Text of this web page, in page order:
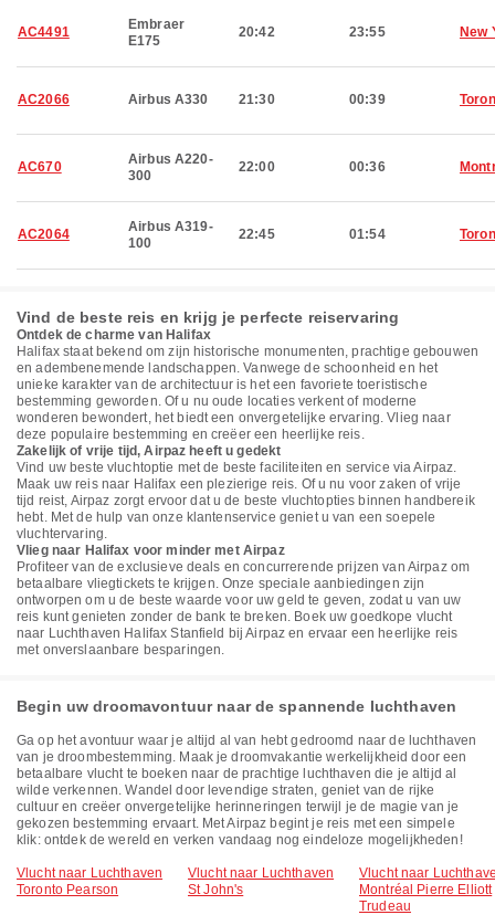
AC4491
Embraer
E175
20:42 23:55 New
AC2066 Airbus A330 21:30 00:39
AC670
Airbus A220-
300
22:00 00:36
AC2064
Airbus A319-
100
22:45 01:54
Vind de beste reis en krijg je perfecte reiservaring
Ontdek de charme van Halifax
Halifax staat bekend om zijn historische monumenten, prachtige gebouwen
en adembenemende landschappen. Vanwege de schoonheid en het
unieke karakter van de architectuur is het een favoriete toeristische
bestemming geworden. Of u nu oude locaties verkent of moderne
wonderen bewondert, het biedt een onvergetelijke ervaring. Vlieg naar
deze populaire bestemming en creëer een heerlijke reis.
Zakelijk of vrije tijd, Airpaz heeft u gedekt
Vind uw beste vluchtoptie met de beste faciliteiten en service via Airpaz.
Maak uw reis naar Halifax een plezierige reis. Of u nu voor zaken of vrije
tijd reist, Airpaz zorgt ervoor dat u de beste vluchtopties binnen handbereik
hebt. Met de hulp van onze klantenservice geniet u van een soepele
vluchtervaring.
Vlieg naar Halifax voor minder met Airpaz
Profiteer van de exclusieve deals en concurrerende prijzen van Airpaz om
betaalbare vliegtickets te krijgen. Onze speciale aanbiedingen zijn
ontworpen om u de beste waarde voor uw geld te geven, zodat u van uw
reis kunt genieten zonder de bank te breken. Boek uw goedkope vlucht
naar Luchthaven Halifax Stanfield bij Airpaz en ervaar een heerlijke reis
met onverslaanbare besparingen.
Begin uw droomavontuur naar de spannende luchthaven
Ga op het avontuur waar je altijd al van hebt gedroomd naar de luchthaven
van je droombestemming. Maak je droomvakantie werkelijkheid door een
betaalbare vlucht te boeken naar de prachtige luchthaven die je altijd al
wilde verkennen. Wandel door levendige straten, geniet van de rijke
cultuur en creëer onvergetelijke herinneringen terwijl je de magie van je
gekozen bestemming ervaart. Met Airpaz begint je reis met een simpele
klik: ontdek de wereld en verken vandaag nog eindeloze mogelijkheden!
Vlucht naar Luchthaven
Toronto Pearson
Vlucht naar Luchthaven
St John's
Vlucht naar
Montréal Pierre Elliott
Trudeau